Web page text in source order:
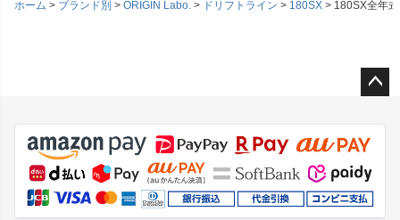
ホーム
ブランド別 ORIGIN Labo. ドリフトライン 180SX 180SX全年
ジト
ップ
へ